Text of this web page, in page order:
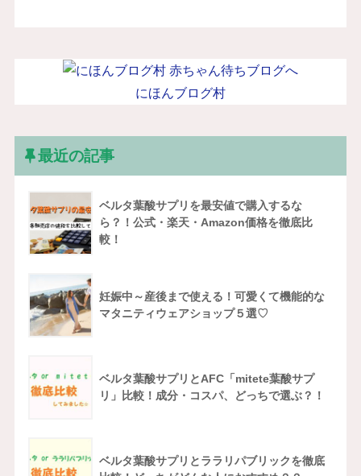
にほんブログ村
最近の記事
ベルタ葉酸サプリを最安値で購入するな
ら？！公式・楽天・Amazon価格を徹底比
較！
妊娠中～産後まで使える！可愛くて機能的な
マタニティウェアショップ５選♡
ベルタ葉酸サプリとAFC「mitete葉酸サプ
リ」比較！成分・コスパ、どっちで選ぶ？！
ベルタ葉酸サプリとララリパブリックを徹底